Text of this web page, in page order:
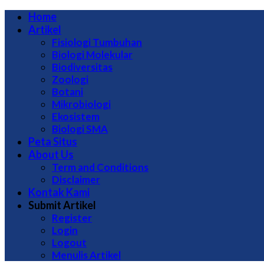
Home
Artikel
Fisiologi Tumbuhan
Biologi Molekular
Biodiversitas
Zoologi
Botani
Mikrobiologi
Ekosistem
Biologi SMA
Peta Situs
About Us
Term and Conditions
Disclaimer
Kontak Kami
Submit Artikel
Register
Login
Logout
Menulis Artikel